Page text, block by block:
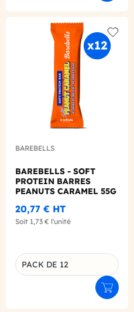
wishlist
au panier
Add
BAREBELLS
BAREBELLS - SOFT
PROTEIN BARRES
PEANUTS CARAMEL 55G
20,77 € HT
Soit 1,73 € l'unité
Déclinaison du produit
PACK DE 12